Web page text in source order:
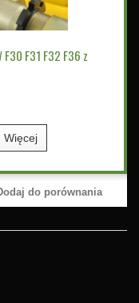
F30 F31 F32 F36 z
Więcej
do porównania